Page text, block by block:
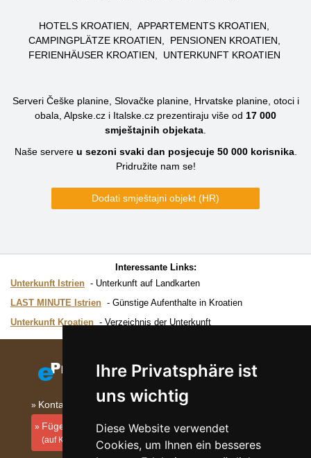
Ihre Privatsphäre ist
uns wichtig
Diese Website verwendet
Cookies, um Ihnen ein besseres
HOTELS KROATIEN
APPARTEMENTS KROATIEN
CAMPINGPLÄTZE KROATIEN
PENSIONEN KROATIEN
FERIENHÄUSER KROATIEN
UNTERKUNFT KROATIEN
Serveri Češke planine, Slovačke planine, Hrvatske planine, otoci i
obala, Alpske.cz i Italske.cz prezentiraju više od 17 000
smještajnih objekata
Naše servere u sezoni svaki dan posjecuje 50 000korisnika.
Pridružite nam se!
Dodati smještajni objekt (HR)
Interessante Links:
Unterkunft Istrien
Unterkunft auf Landkarten
LAST MINUTE Istrien
Günstige Aufenthalte in Kroatien
Unterkunft Kroatien
Verzeichnis der Unterkunft
Kontakt
Fügen Sie Ihre Unterkunft hinzu
(auf Kroatisch)